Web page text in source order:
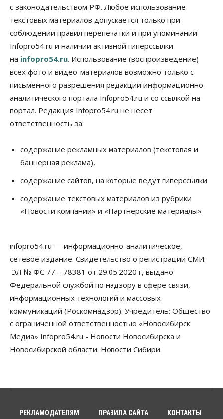
Бизнес Недвижимость Общество
Около Заельцовского бора Новосибирска
началось строительство термального комплекса
06 Августа 2026, 17:00
Общество Право&Порядок
Подозреваемых в похищении человека
задержали в Новосибирске
06 Августа 2026, 16:15
Пенсионеры старше 80 лет в Новосибирской
области получили повышенные пенсии
Финансы
Россияне оформили ипотечных кредитов на 2,6
06 Августа 2026, 15:53
Власть
Думская гонка в Новосибирской области
Бизнес Общество
Правительство России продлило разрешение на
выпуск бензина «Евро-3»
06 Августа 2026, 14:00
Общество
«За тех, у кого от 270 баллов,
настоящая борьба»: вузы настойчиво
обзванивают новосибирских высокобалльников
перед зачислением
06 Августа 2026, 13:00
06 Августа 2026, 12:15
Новосибирск готовится к визиту Владимира
с законодательством РФ. Любое использование
текстовых материалов допускается только при
соблюдении правил перепечатки и при упоминании
Infopro54.ru и наличии активной гиперссылки
на infopro54.ru. Использование (воспроизведение)
всех фото и видео-материалов возможно только с
письменного разрешения редакции информационно-
аналитического портала Infopro54.ru и со ссылкой на
портал. Редакция Infopro54.ru не несет
ответственность за:
содержание рекламных материалов (текстовая и
баннерная реклама),
содержание сайтов, на которые ведут гиперссылки
содержание текстовых материалов из рубрики
«Новости компаний» и «Партнерские материалы»
infopro54.ru — информационно-аналитическое,
сетевое издание. Свидетельство о регистрации СМИ:
ЭЛ № ФС 77 – 78381 от 29.05.2020 г, выдано
Федеральной службой по надзору в сфере связи,
информационных технологий и массовых
коммуникаций (Роскомнадзор). Учредитель: Общество
с ограниченной ответственностью «Новосибирск
Медиа» Infopro54.ru - Новости Новосибирска и
Новосибирской области. Новости Сибири.
РЕКЛАМОДАТЕЛЯМ ПРАВИЛА САЙТА КОНТАКТЫ